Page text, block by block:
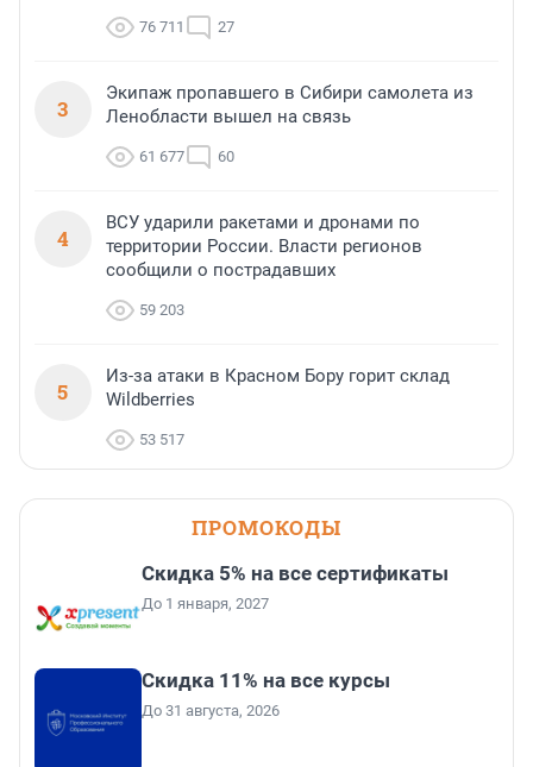
76 711 27
3
Экипаж пропавшего в Сибири самолета из
Ленобласти вышел на связь
61 677 60
4
ВСУ ударили ракетами и дронами по
территории России. Власти регионов
сообщили о пострадавших
59 203
5
Из-за атаки в Красном Бору горит склад
Wildberries
53 517
ПРОМОКОДЫ
Скидка 5% на все сертификаты
До 1 января, 2027
Скидка 11% на все курсы
До 31 августа, 2026